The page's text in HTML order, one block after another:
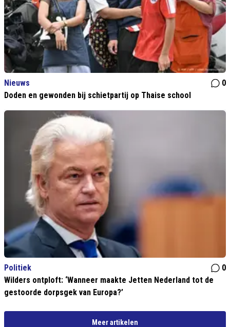
Nieuws
0
Doden en gewonden bij schietpartij op Thaise school
Politiek
0
Wilders ontploft: ‘Wanneer maakte Jetten Nederland tot de
gestoorde dorpsgek van Europa?’
Meer artikelen